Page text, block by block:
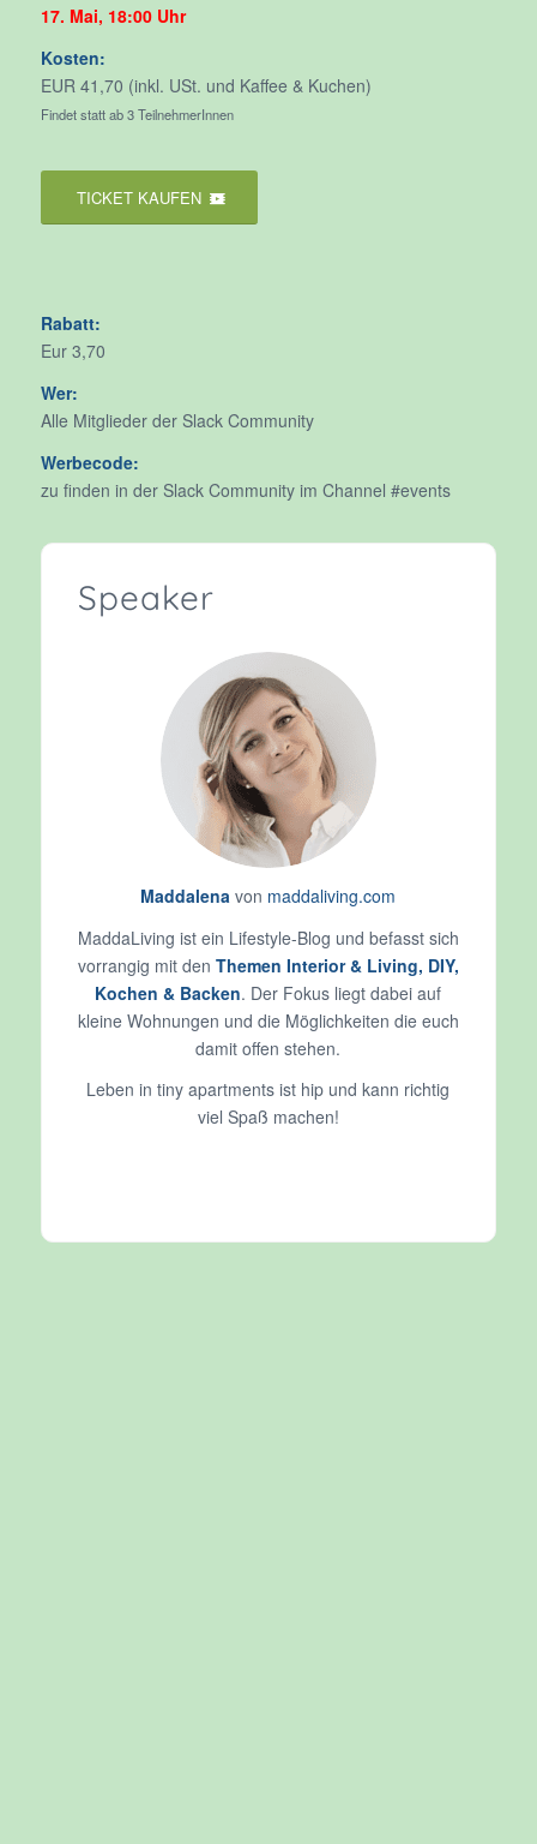
17. Mai, 18:00 Uhr
Kosten:
EUR 41,70 (inkl. USt. und Kaffee & Kuchen)
Findet statt ab 3 TeilnehmerInnen
TICKET KAUFEN
Rabatt:
Eur 3,70
Wer:
Alle Mitglieder der Slack Community
Werbecode:
zu finden in der Slack Community im Channel #events
Speaker
Maddalena von maddaliving.com
MaddaLiving ist ein Lifestyle-Blog und befasst sich
vorrangig mit den Themen Interior & Living, DIY,
Kochen & Backen. Der Fokus liegt dabei auf
kleine Wohnungen und die Möglichkeiten die euch
damit offen stehen.
Leben in tiny apartments ist hip und kann richtig
viel Spaß machen!